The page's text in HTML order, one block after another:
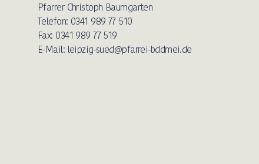
Pfarrer Christoph Baumgarten
Telefon: 0341 989 77 510
Fax: 0341 989 77 519
E-Mail: leipzig-sued@pfarrei-bddmei.de